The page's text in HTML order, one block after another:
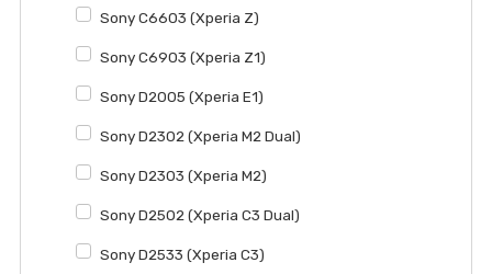
Sony C6603 (Xperia Z)
Sony C6903 (Xperia Z1)
Sony D2005 (Xperia E1)
Sony D2302 (Xperia M2 Dual)
Sony D2303 (Xperia M2)
Sony D2502 (Xperia C3 Dual)
Sony D2533 (Xperia C3)